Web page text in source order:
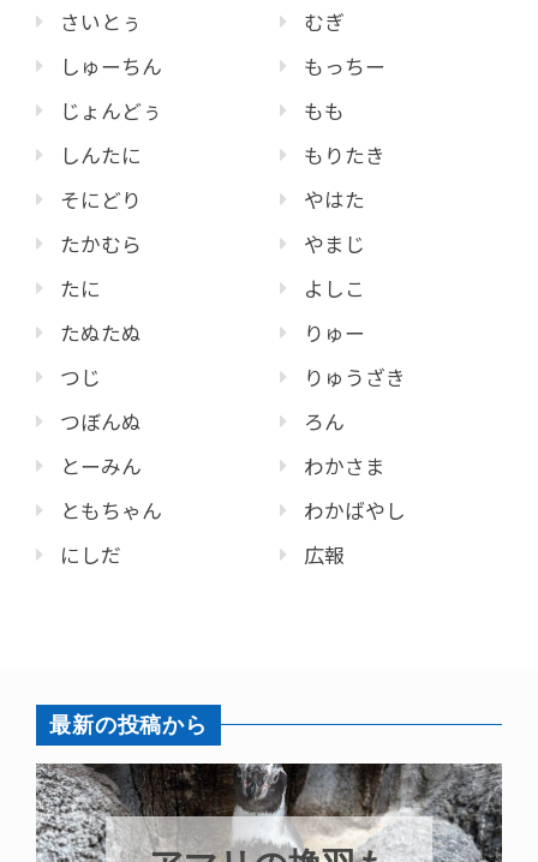
さいとぅ
しゅーちん
じょんどぅ
しんたに
そにどり
たかむら
たに
たぬたぬ
つじ
つぼんぬ
とーみん
ともちゃん
にしだ
むぎ
もっちー
もも
もりたき
やはた
やまじ
よしこ
りゅー
りゅうざき
ろん
わかさま
わかばやし
広報
最新の投稿から